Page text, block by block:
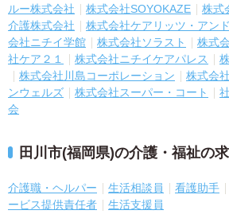
ルー株式会社
株式会社SOYOKAZE 株式
介護株式会社
株式会社ケアリッツ・アン
会社ニチイ学館
株式会社ソラスト 株式
社ケア２１
株式会社ニチイケアパレス
株式会社川島コーポレーション
株式会
ンウェルズ
株式会社スーパー・コート
会
田川市(福岡県)の介護・福祉の
介護職・ヘルパー 生活相談員 看護助手
ービス提供責任者
生活支援員